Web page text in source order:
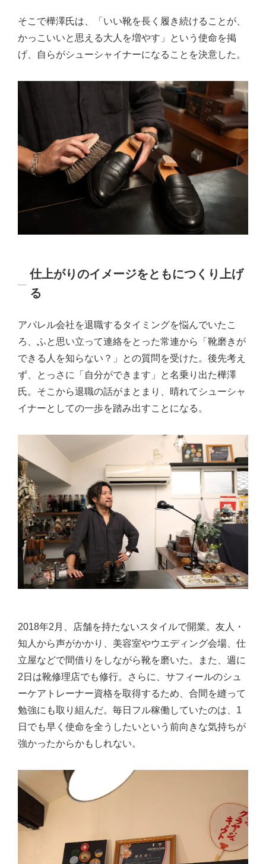
そこで樺澤氏は、「いい靴を長く履き続けることが、
かっこいいと思える大人を増やす」という使命を掲
げ、自らがシューシャイナーになることを決意した。
仕上がりのイメージをともにつくり上げ
る
アパレル会社を退職するタイミングを悩んでいたこ
ろ、ふと思い立って連絡をとった常連から「靴磨きが
できる人を知らない？」との質問を受けた。後先考え
ず、とっさに「自分ができます」と名乗り出た樺澤
氏。そこから退職の話がまとまり、晴れてシューシャ
イナーとしての一歩を踏み出すことになる。
2018年2月、店舗を持たないスタイルで開業。友人・
知人から声がかかり、美容室やウエディング会場、仕
立屋などで間借りをしながら靴を磨いた。また、週に
2日は靴修理店でも修行。さらに、サフィールのシュ
ーケアトレーナー資格を取得するため、合間を縫って
勉強にも取り組んだ。毎日フル稼働していたのは、1
日でも早く使命を全うしたいという前向きな気持ちが
強かったからかもしれない。